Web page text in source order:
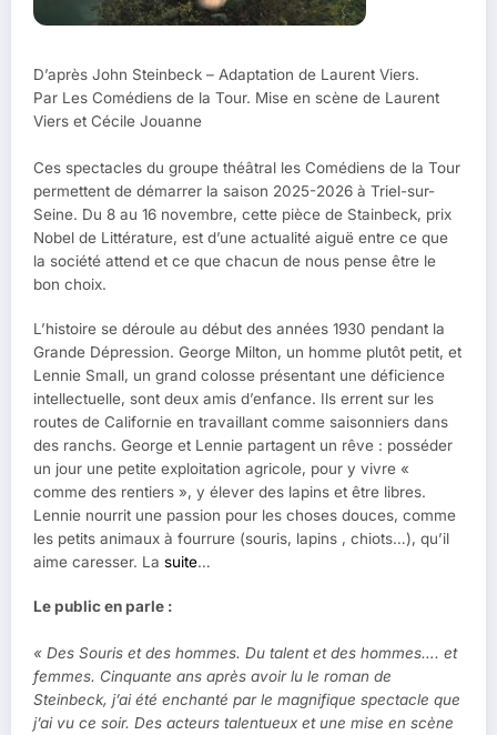
D’après John Steinbeck – Adaptation de Laurent Viers.
Par Les Comédiens de la Tour. Mise en scène de Laurent
Viers et Cécile Jouanne
Ces spectacles du groupe théâtral les Comédiens de la Tour
permettent de démarrer la saison 2025-2026 à Triel-sur-
Seine. Du 8 au 16 novembre, cette pièce de Stainbeck, prix
Nobel de Littérature, est d’une actualité aiguë entre ce que
la société attend et ce que chacun de nous pense être le
bon choix.
L’histoire se déroule au début des années 1930 pendant la
Grande Dépression. George Milton, un homme plutôt petit, et
Lennie Small, un grand colosse présentant une déficience
intellectuelle, sont deux amis d’enfance. Ils errent sur les
routes de Californie en travaillant comme saisonniers dans
des ranchs. George et Lennie partagent un rêve : posséder
un jour une petite exploitation agricole, pour y vivre «
comme des rentiers », y élever des lapins et être libres.
Lennie nourrit une passion pour les choses douces, comme
les petits animaux à fourrure (souris, lapins , chiots…), qu’il
aime caresser. La suite…
Le public en parle :
« Des Souris et des hommes. Du talent et des hommes…. et
femmes. Cinquante ans après avoir lu le roman de
Steinbeck, j’ai été enchanté par le magnifique spectacle que
j’ai vu ce soir. Des acteurs talentueux et une mise en scène